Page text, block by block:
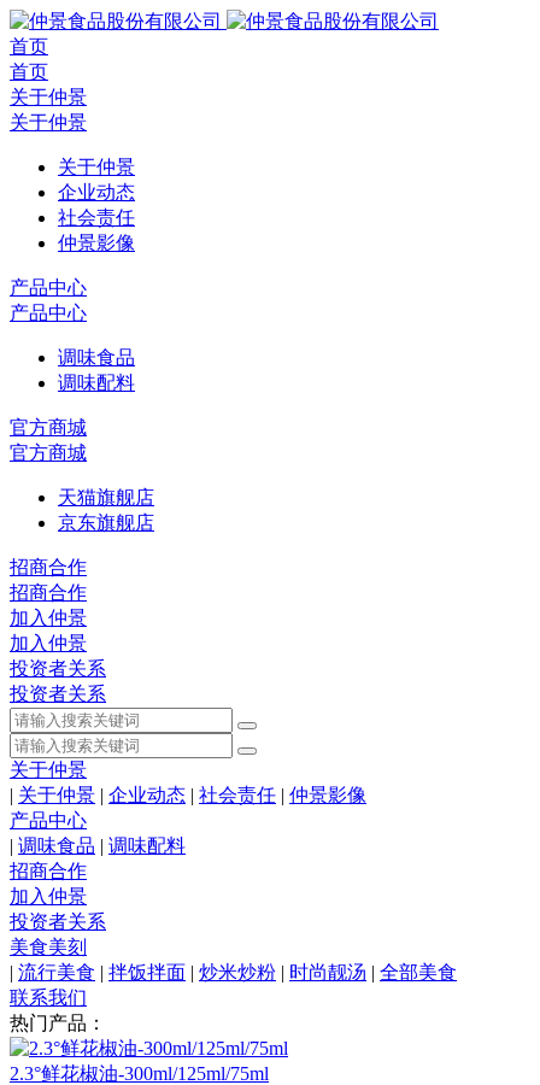
首页
首页
关于仲景
关于仲景
关于仲景
企业动态
社会责任
仲景影像
产品中心
产品中心
调味食品
调味配料
官方商城
官方商城
天猫旗舰店
京东旗舰店
招商合作
招商合作
加入仲景
加入仲景
投资者关系
投资者关系
关于仲景
| 关于仲景 | 企业动态 | 社会责任 | 仲景影像
产品中心
| 调味食品 | 调味配料
招商合作
加入仲景
投资者关系
美食美刻
| 流行美食 | 拌饭拌面 | 炒米炒粉 | 时尚靓汤 | 全部美食
联系我们
热门产品：
2.3°鲜花椒油-300ml/125ml/75ml